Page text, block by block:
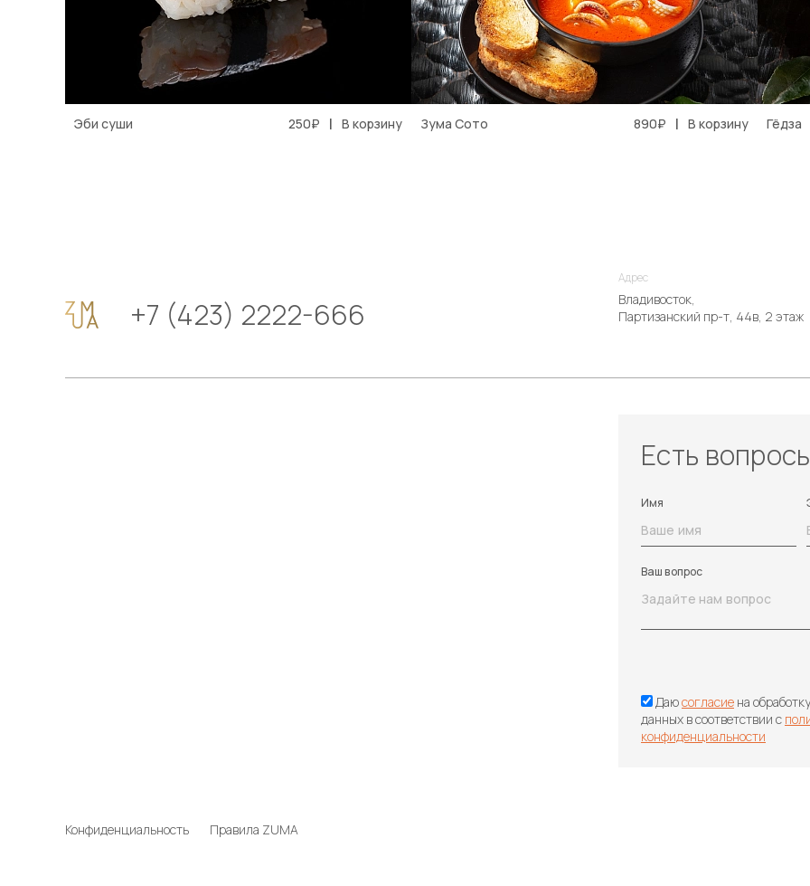
Эби суши 250₽ | В корзину Зума Сото 890₽ | В корзину Гёдза
+7 (423) 2222-666
Адрес
Владивосток,
Партизанский пр-т, 44в, 2 этаж
Есть
Имя
Ваш вопрос
Даюсогласие на
данных в соответствии с
конфиденциальности
Конфиденциальность Правила ZUMA